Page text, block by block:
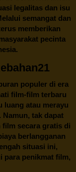
legalitas dan isu
semangat dan
memberikan
pecinta
populer di era
film-film terbaru
luang atau merayu
tak dapat
secara gratis di
berlangganan
situasi ini,
para penikmat film,